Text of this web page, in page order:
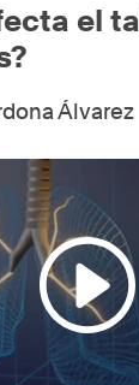
el
Álvarez